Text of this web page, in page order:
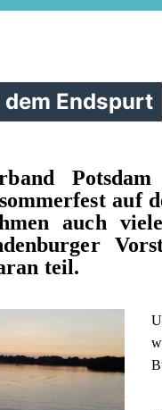
Endspurt
auf
auch
teil.